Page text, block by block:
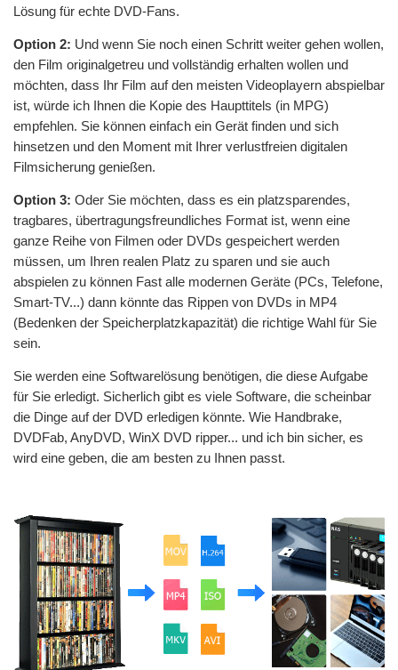
Lösung für echte DVD-Fans.
Option 2: Und wenn Sie noch einen Schritt weiter gehen wollen,
den Film originalgetreu und vollständig erhalten wollen und
möchten, dass Ihr Film auf den meisten Videoplayern abspielbar
ist, würde ich Ihnen die Kopie des Haupttitels (in MPG)
empfehlen. Sie können einfach ein Gerät finden und sich
hinsetzen und den Moment mit Ihrer verlustfreien digitalen
Filmsicherung genießen.
Option 3: Oder Sie möchten, dass es ein platzsparendes,
tragbares, übertragungsfreundliches Format ist, wenn eine
ganze Reihe von Filmen oder DVDs gespeichert werden
müssen, um Ihren realen Platz zu sparen und sie auch
abspielen zu können Fast alle modernen Geräte (PCs, Telefone,
Smart-TV...) dann könnte das Rippen von DVDs in MP4
(Bedenken der Speicherplatzkapazität) die richtige Wahl für Sie
sein.
Sie werden eine Softwarelösung benötigen, die diese Aufgabe
für Sie erledigt. Sicherlich gibt es viele Software, die scheinbar
die Dinge auf der DVD erledigen könnte. Wie Handbrake,
DVDFab, AnyDVD, WinX DVD ripper... und ich bin sicher, es
wird eine geben, die am besten zu Ihnen passt.